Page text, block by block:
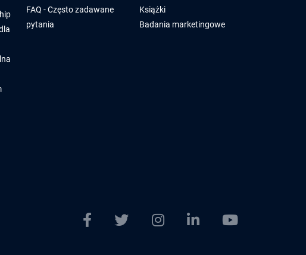
FAQ - Często zadawane
pytania
Książki
Badania marketingowe